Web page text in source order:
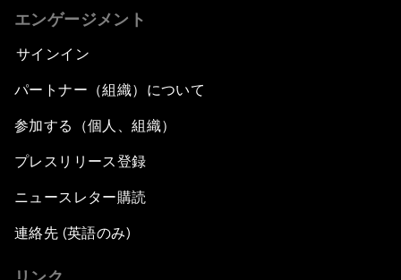
エンゲージメント
サインイン
パートナー（組織）について
参加する（個人、組織）
プレスリリース登録
ニュースレター購読
連絡先 (英語のみ)